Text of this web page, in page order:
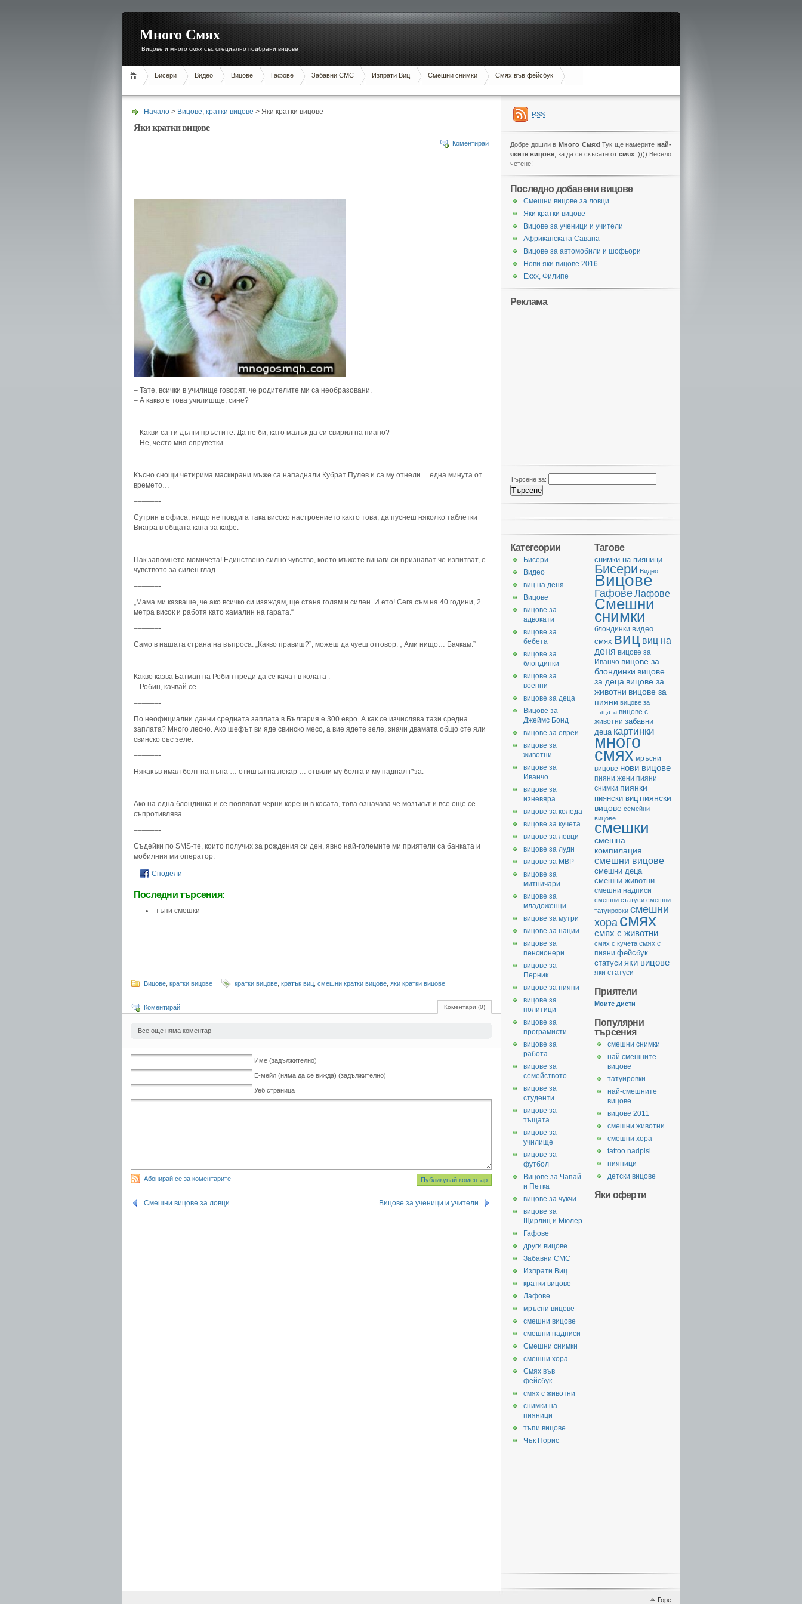
Много Смях
Вицове и много смях със специално подбрани вицове
Бисери Видео Вицове Гафове Забавни СМС Изпрати Виц Смешни снимки Смях във фейсбук
Начало > Вицове, кратки вицове > Яки кратки вицове
Яки кратки вицове
Коментирай
– Тате, всички в училище говорят, че родителите ми са необразовани.
– А какво е това училишще, сине?
––––––-
– Какви са ти дълги пръстите. Да не би, като малък да си свирил на пиано?
– Не, често мия епруветки.
––––––-
Късно снощи четирима маскирани мъже са нападнали Кубрат Пулев и са му отнели… една минута от
времето…
––––––-
Сутрин в офиса, нищо не повдига така високо настроението както това, да пуснеш няколко таблетки
Виагра в общата кана за кафе.
––––––-
Пак запомнете момичета! Единствено силно чувство, което мъжете винаги си признават че изпитват, е
чувството за силен глад.
––––––-
„Мама ми казваше, че ако всичко си изяждам, ще стана голям и силен. И ето! Сега съм на 40 години, 2
метра висок и работя като хамалин на гарата.“
––––––-
Само в нашата страна на въпроса: „Какво правиш?”, можеш да чуеш отговор: „ Ами нищо… Бачкам.”
––––––-
Какво казва Батман на Робин преди да се качат в колата :
– Робин, качвай се.
––––––-
По неофициални данни средната заплата в България е 300 евро. А как се изчислява тази средна
заплата? Много лесно. Ако шефът ви яде свинско месо, а вие ядете зеле, значи двамата общо сте яли
свинско със зеле.
––––––-
Някакъв имал болт на пъпа … отишъл на лекар … отвили му болта и му паднал г*за.
––––––-
Ако на една блондинка и се появяват черни корени в косата, това означава че мозъкът и все още се
съпротивлява.
––––––-
Съдейки по SMS-те, които получих за рождения си ден, явно най-големите ми приятели са банката и
мобилния ми оператор.
Сподели
Последни търсения:
тъпи смешки
Вицове кратки вицове кратки вицове кратък виц смешни кратки вицове яки кратки вицове
Коментари (0)
Коментирай
Все още няма коментар
Име (задължително)
Е-мейл (няма да се вижда) (задължително)
Уеб страница
Абонирай се за коментарите
Смешни вицове за ловци Вицове за ученици и учители
RSS
Добре дошли в Много Смях! Тук ще намерите най-
яките вицове , за да се скъсате от смях :)))) Весело
четене!
Последно добавени вицове
Смешни вицове за ловци
Яки кратки вицове
Вицове за ученици и учители
Африканската Савана
Вицове за автомобили и шофьори
Нови яки вицове 2016
Еххх, Филипе
Реклама
Търсене за:
Тагове
cнимки на пияници
Бисери Видео
Вицове
ГафовеЛафове
Смешни
снимки
блондинки видео
смях виц виц на
деня вицове за
Иванчо вицове за
блондинки вицове
за деца вицове за
животни вицове за
пияни вицове за
тъщата вицове с
животни забавни
деца картинки
много
смях мръсни
вицове нови вицове
пияни жени пияни
снимки пиянки
пиянски виц пиянски
вицове семейни
вицове
смешки
смешна
компилация
смешни вицове
смешни деца
смешни животни
смешни надписи
смешни статуси смешни
татуировки смешни
хора смях
смях с животни
смях с кучета смях с
пияни фейсбук
статуси яки вицове
яки статуси
Приятели
Моите диети
Популярни
търсения
смешни снимки
най смешните
вицове
татуировки
най-смешните
вицове
вицове 2011
смешни животни
смешни хора
tattoo nadpisi
пияници
детски вицове
Яки оферти
Категеории
Бисери
Видео
виц на деня
Вицове
вицове за
адвокати
вицове за
бебета
вицове за
блондинки
вицове за
военни
вицове за деца
Вицове за
Джеймс Бонд
вицове за евреи
вицове за
животни
вицове за
Иванчо
вицове за
изневяра
вицове за коледа
вицове за кучета
вицове за ловци
вицове за луди
вицове за МВР
вицове за
митничари
вицове за
младоженци
вицове за мутри
вицове за нации
вицове за
пенсионери
вицове за
Перник
вицове за пияни
вицове за
политици
вицове за
програмисти
вицове за
работа
вицове за
семейството
вицове за
студенти
вицове за
тъщата
вицове за
училище
вицове за
футбол
Вицове за Чапай
и Петка
вицове за чукчи
вицове за
Щирлиц и Мюлер
Гафове
други вицове
Забавни СМС
Изпрати Виц
кратки вицове
Лафове
мръсни вицове
смешни вицове
смешни надписи
Смешни снимки
смешни хора
Смях във
фейсбук
смях с животни
снимки на
пияници
тъпи вицове
Чък Норис
Горе